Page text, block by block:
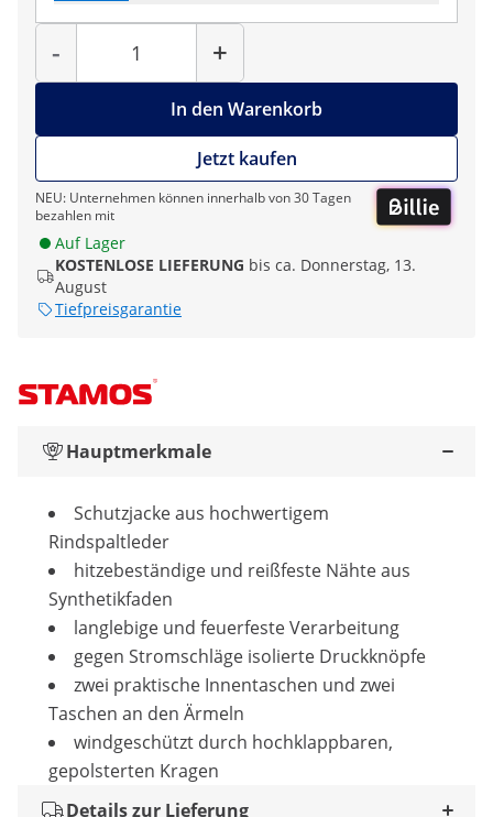
-
Menge
+
In den Warenkorb
Jetzt kaufen
NEU: Unternehmen können innerhalb von 30 Tagen
bezahlen mit
Auf Lager
KOSTENLOSE LIEFERUNG bis ca. Donnerstag, 13.
August
Tiefpreisgarantie
Hauptmerkmale
Schutzjacke aus hochwertigem
Rindspaltleder
hitzebeständige und reißfeste Nähte aus
Synthetikfaden
langlebige und feuerfeste Verarbeitung
gegen Stromschläge isolierte Druckknöpfe
zwei praktische Innentaschen und zwei
Taschen an den Ärmeln
windgeschützt durch hochklappbaren,
gepolsterten Kragen
Details zur Lieferung